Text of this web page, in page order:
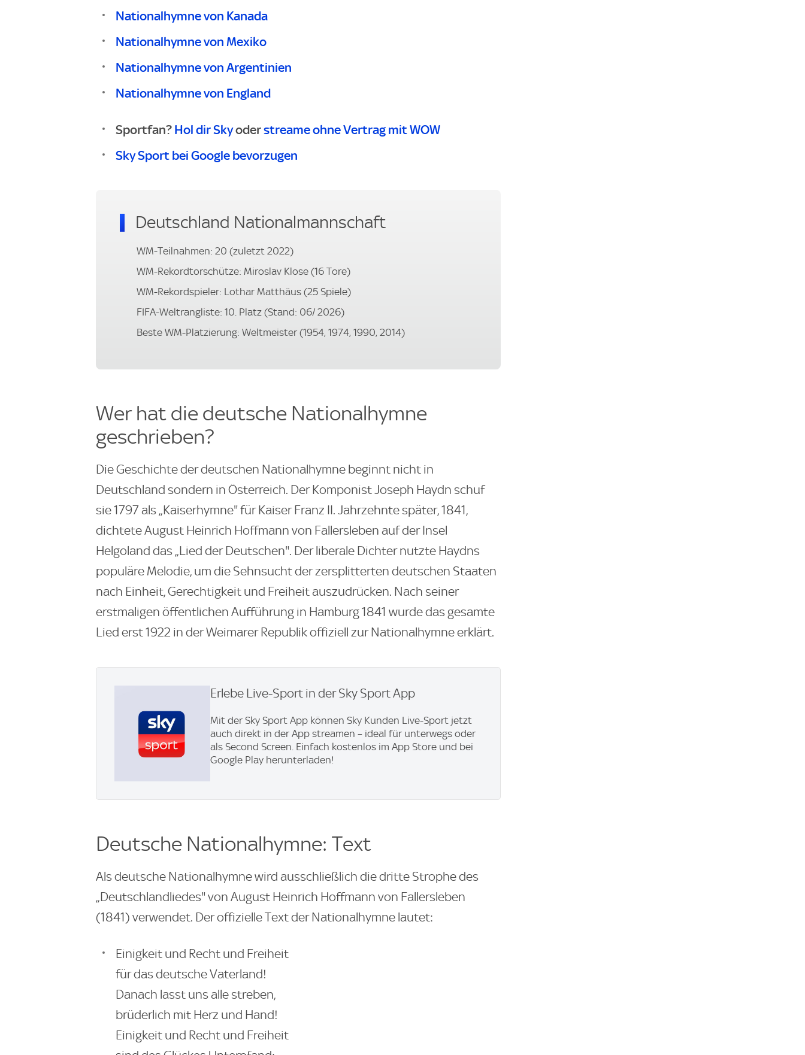
Nationalhymne von Kanada
Nationalhymne von Mexiko
Nationalhymne von Argentinien
Nationalhymne von England
Sportfan? Hol dir Skyoderstreame ohne Vertrag mit WOW
Sky Sport bei Google bevorzugen
Deutschland Nationalmannschaft
WM-Teilnahmen: 20 (zuletzt 2022)
WM-Rekordtorschütze: Miroslav Klose (16 Tore)
WM-Rekordspieler: Lothar Matthäus (25 Spiele)
FIFA-Weltrangliste: 10. Platz (Stand: 06/ 2026)
Beste WM-Platzierung: Weltmeister (1954, 1974, 1990, 2014)
Wer hat die deutsche Nationalhymne
geschrieben?
Die Geschichte der deutschen Nationalhymne beginnt nicht in
Deutschland sondern in Österreich. Der Komponist Joseph Haydn schuf
sie 1797 als „Kaiserhymne" für Kaiser Franz II. Jahrzehnte später, 1841,
dichtete August Heinrich Hoffmann von Fallersleben auf der Insel
Helgoland das „Lied der Deutschen". Der liberale Dichter nutzte Haydns
populäre Melodie, um die Sehnsucht der zersplitterten deutschen Staaten
nach Einheit, Gerechtigkeit und Freiheit auszudrücken. Nach seiner
erstmaligen öffentlichen Aufführung in Hamburg 1841 wurde das gesamte
Lied erst 1922 in der Weimarer Republik offiziell zur Nationalhymne erklärt.
Erlebe Live-Sport in der Sky Sport App
Mit der Sky Sport App können Sky Kunden Live-Sport jetzt
auch direkt in der App streamen – ideal für unterwegs oder
als Second Screen. Einfach kostenlos im App Store und bei
Google Play herunterladen!
Deutsche Nationalhymne: Text
Als deutsche Nationalhymne wird ausschließlich die dritte Strophe des
„Deutschlandliedes" von August Heinrich Hoffmann von Fallersleben
(1841) verwendet. Der offizielle Text der Nationalhymne lautet:
Einigkeit und Recht und Freiheit
für das deutsche Vaterland!
Danach lasst uns alle streben,
brüderlich mit Herz und Hand!
Einigkeit und Recht und Freiheit